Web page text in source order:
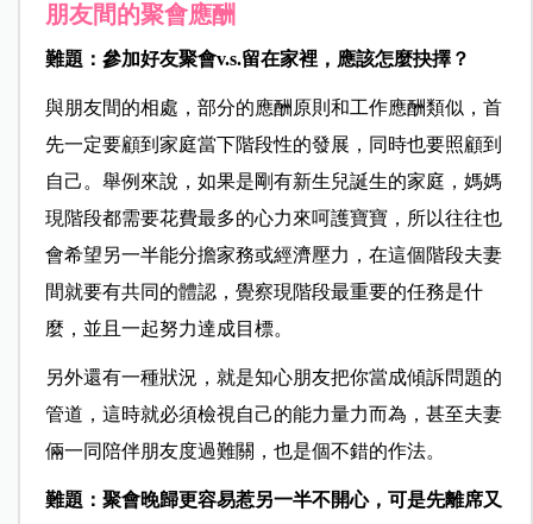
朋友間的聚會應酬
難題：參加好友聚會v.s.留在家裡，應該怎麼抉擇？
與朋友間的相處，部分的應酬原則和工作應酬類似，首
先一定要顧到家庭當下階段性的發展，同時也要照顧到
自己。舉例來說，如果是剛有新生兒誕生的家庭，媽媽
現階段都需要花費最多的心力來呵護寶寶，所以往往也
會希望另一半能分擔家務或經濟壓力，在這個階段夫妻
間就要有共同的體認，覺察現階段最重要的任務是什
麼，並且一起努力達成目標。
另外還有一種狀況，就是知心朋友把你當成傾訴問題的
管道，這時就必須檢視自己的能力量力而為，甚至夫妻
倆一同陪伴朋友度過難關，也是個不錯的作法。
難題：聚會晚歸更容易惹另一半不開心，可是先離席又